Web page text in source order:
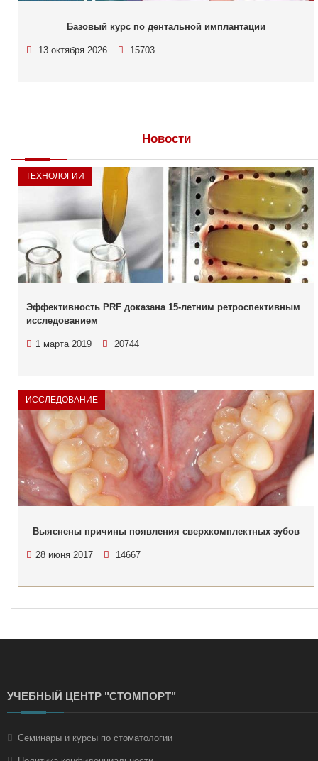
Базовый курс по дентальной имплантации
13 октября 2026 15703
Новости
ТЕХНОЛОГИИ
Эффективность PRF доказана 15-летним ретроспективным
исследованием
1 марта 2019 20744
ИССЛЕДОВАНИЕ
Выяснены причины появления сверхкомплектных зубов
28 июня 2017 14667
УЧЕБНЫЙ ЦЕНТР "СТОМПОРТ"
Семинары и курсы по стоматологии